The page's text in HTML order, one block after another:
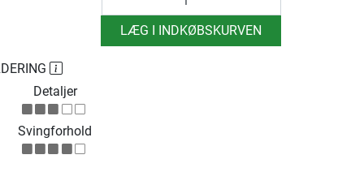
LÆG I INDKØBSKURVEN
Detaljer
Svingforhold